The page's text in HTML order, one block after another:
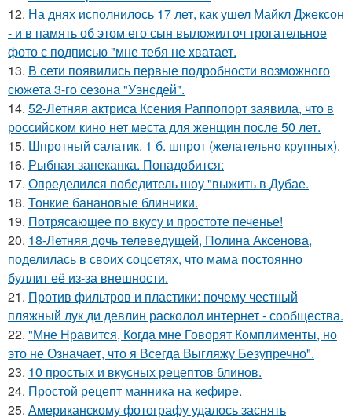
12. На днях исполнилось 17 лет, как ушел Майкл Джексон
- и в память об этом его сын выложил оч трогательное
фото с подписью "мне тебя не хватает.
13. В сети появились первые подробности возможного
сюжета 3-го сезона "Уэнсдей".
14. 52-Летняя актриса Ксения Раппопорт заявила, что в
российском кино нет места для женщин после 50 лет.
15. Шпротный салатик. 1 б. шпрот (желательно крупных).
16. Рыбная запеканка. Понадобится:
17. Определился победитель шоу "выжить в Дубае.
18. Тонкие банановые блинчики.
19. Потрясающее по вкусу и простоте печенье!
20. 18-Летняя дочь телеведущей, Полина Аксенова,
поделилась в своих соцсетях, что мама постоянно
буллит её из-за внешности.
21. Против фильтров и пластики: почему честный
пляжный лук ди девлин расколол интернет - сообщества.
22. "Мне Нравится, Когда мне Говорят Комплименты, но
это не Означает, что я Всегда Выгляжу Безупречно".
23. 10 простых и вкусных рецептов блинов.
24. Простой рецепт манника на кефире.
25. Американскому фотографу удалось заснять